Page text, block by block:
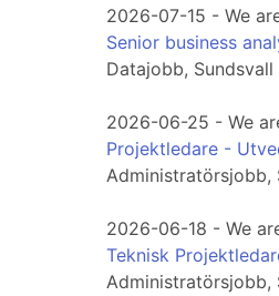
2026-07-15 - We
Senior business
Datajobb, Sundsvall
2026-06-25 - We
Projektledare -
Administratörsjobb,
2026-06-18 - We
Teknisk
Administratörsjobb,